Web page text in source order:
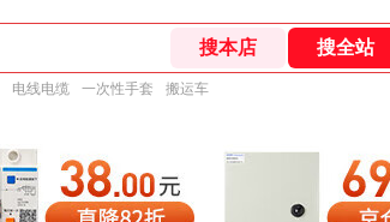
电线电缆 一次性手套 搬运车